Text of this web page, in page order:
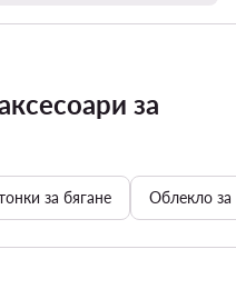
за
за бягане Облекло за